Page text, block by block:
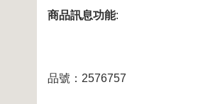
商品訊息功能:
品號：2576757